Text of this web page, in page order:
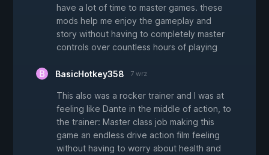
have a lot of time to master games. these
mods help me enjoy the gameplay and
story without having to completely master
controls over countless hours of playing
BasicHotkey358 7 wrz
This also was a rocker trainer and I was at
feeling like Dante in the middle of action, to
the trainer: Master class job making this
game an endless drive action film feeling
without having to worry about health and